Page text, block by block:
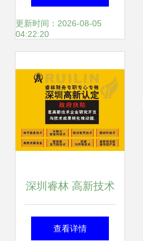
别慌！手把手帮你
开”疑难杂症
更新时间：2026-08-05
04:22:20
深圳睿林 高新技术
企业认证与补贴服
查看详情